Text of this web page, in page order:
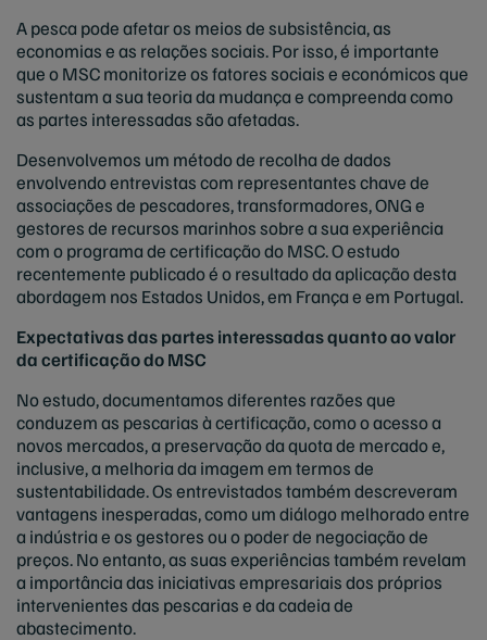
A pesca pode afetar os meios de subsistência, as
economias e as relações sociais. Por isso, é importante
que o MSC monitorize os fatores sociais e económicos que
sustentam a sua teoria da mudança e compreenda como
as partes interessadas são afetadas.
Desenvolvemos um método de recolha de dados
envolvendo entrevistas com representantes chave de
associações de pescadores, transformadores, ONG e
gestores de recursos marinhos sobre a sua experiência
com o programa de certificação do MSC. O estudo
recentemente publicado é o resultado da aplicação desta
abordagem nos Estados Unidos, em França e em Portugal.
Expectativas das partes interessadas quanto ao valor
da certificação do MSC
No estudo, documentamos diferentes razões que
conduzem as pescarias à certificação, como o acesso a
novos mercados, a preservação da quota de mercado e,
inclusive, a melhoria da imagem em termos de
sustentabilidade. Os entrevistados também descreveram
vantagens inesperadas, como um diálogo melhorado entre
a indústria e os gestores ou o poder de negociação de
preços. No entanto, as suas experiências também revelam
a importância das iniciativas empresariais dos próprios
intervenientes das pescarias e da cadeia de
abastecimento.